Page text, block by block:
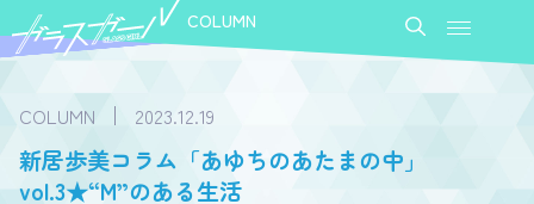
COLUMN
COLUMN 2023.12.19
新居歩美コラム「あゆちのあたまの中」
vol.3★“M”のある生活